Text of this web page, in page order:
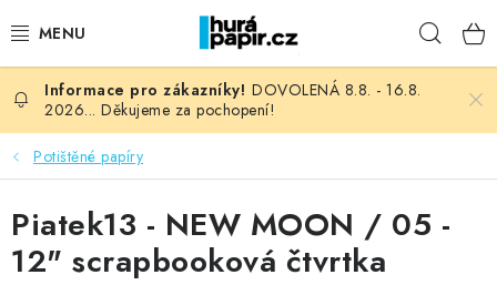
na
NOVINKY
HURÁ DÍLNA
VŠECHNO ZBOŽÍ
KNIHAŘSKÝ MATERIÁL
DOVOLENÁ 8.8. - 16.8.
2026... Děkujeme za pochopení!
Potištěné papíry
Piatek13 - NEW MOON / 05 -
12" scrapbooková čtvrtka